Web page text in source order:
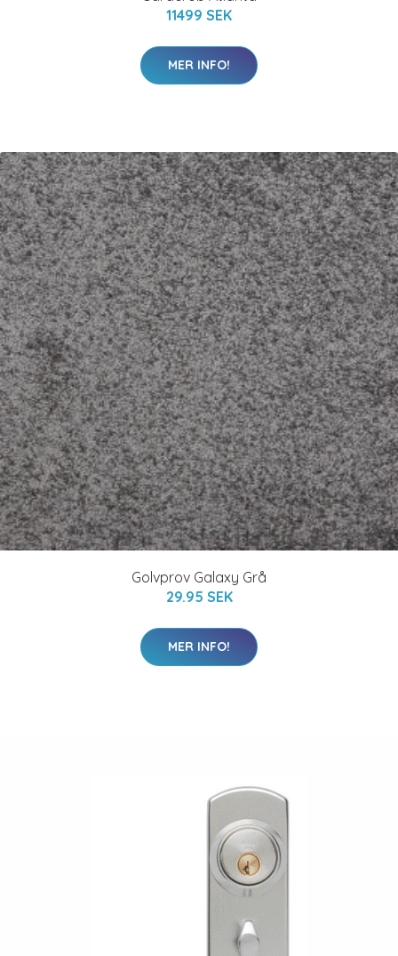
11499 SEK
MER INFO!
Golvprov Galaxy Grå
29.95 SEK
MER INFO!